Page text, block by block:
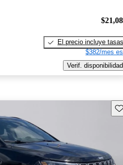
El precio incluye tasas
$382/mes
Verif. disponibilidad